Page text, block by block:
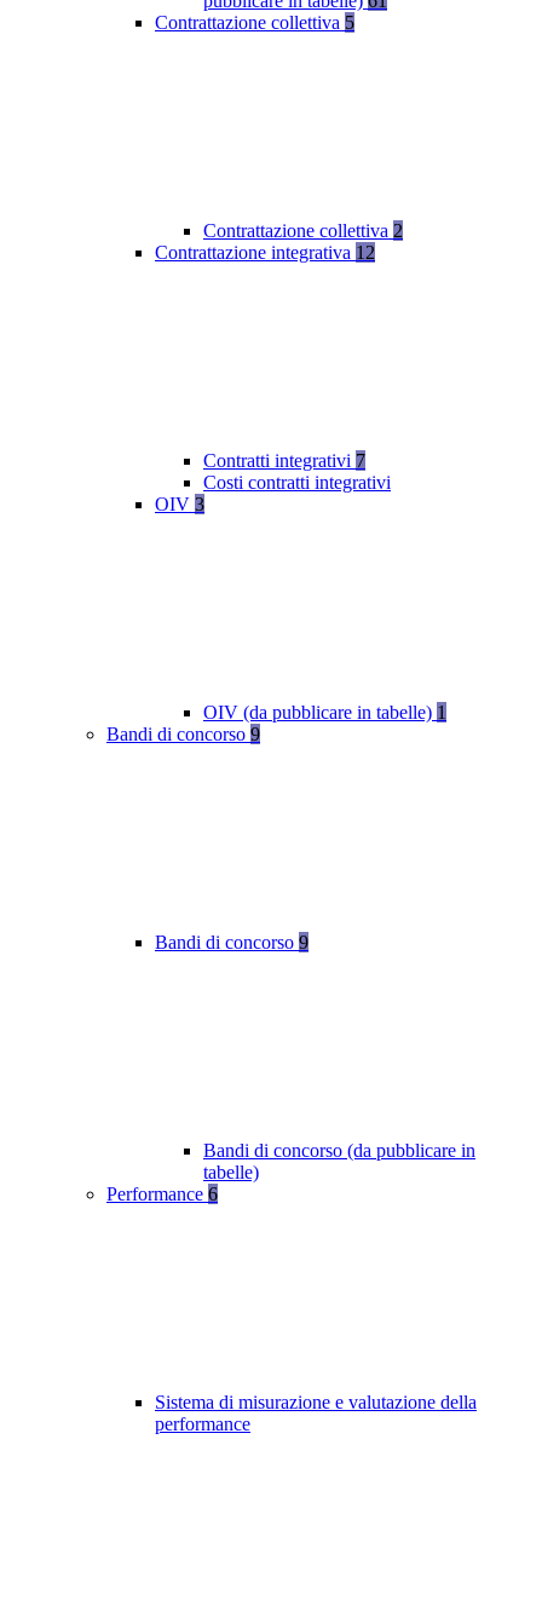
Contrattazione collettiva 5
Contrattazione collettiva 2
Contrattazione integrativa 12
Contratti integrativi 7
Costi contratti integrativi
OIV 3
OIV (da pubblicare in tabelle) 1
Bandi di concorso 9
Bandi di concorso 9
Bandi di concorso (da pubblicare in
tabelle)
Performance 6
Sistema di misurazione e valutazione della
performance